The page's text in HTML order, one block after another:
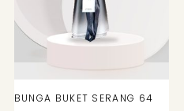
BUNGA BUKET SERANG 64